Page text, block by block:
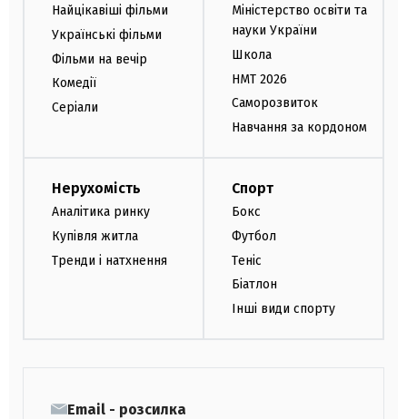
Найцікавіші фільми
Українські фільми
Фільми на вечір
Комедії
Серіали
Міністерство освіти та
науки України
Школа
НМТ 2026
Саморозвиток
Навчання за кордоном
Нерухомість
Аналітика ринку
Купівля житла
Тренди і натхнення
Спорт
Бокс
Футбол
Теніс
Біатлон
Інші види спорту
Email - розсилка